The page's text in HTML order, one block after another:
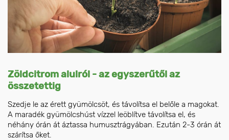
Zöldcitrom alulról - az egyszerűtől az
összetettig
Szedje le az érett gyümölcsöt, és távolítsa el belőle a magokat.
A maradék gyümölcshúst vízzel leöblítve távolítsa el, és
néhány órán át áztassa humusztrágyában. Ezután 2-3 órán át
szárítsa őket.